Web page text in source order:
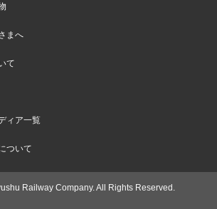
まへ
て
ィア一覧
ついて
Railway Company. All Rights Reserved.